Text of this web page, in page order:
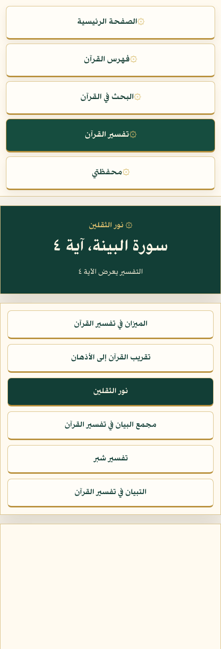
۞الصفحة الرئيسية
۞فهرس القرآن
۞البحث في القرآن
۞تفسير القرآن
۞محفظتي
۞ نور الثقلين
سورة البينة، آية ٤
التفسير يعرض الآية ٤
الميزان في تفسير القرآن
تقريب القرآن إلى الأذهان
نور الثقلين
مجمع البيان في تفسير القرآن
تفسير شبر
التبيان في تفسير القرآن